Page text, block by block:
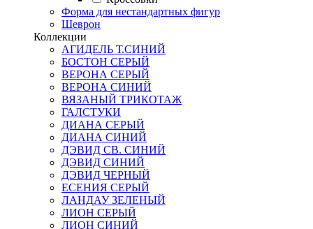
Форма для нестандартных фигур
Шеврон
Коллекции
АГИДЕЛЬ Т.СИНИЙ
БОСТОН СЕРЫЙ
ВЕРОНА СЕРЫЙ
ВЕРОНА СИНИЙ
ВЯЗАНЫЙ ТРИКОТАЖ
ГАЛСТУКИ
ДИАНА СЕРЫЙ
ДИАНА СИНИЙ
ДЭВИД СВ. СИНИЙ
ДЭВИД СИНИЙ
ДЭВИД ЧЕРНЫЙ
ЕСЕНИЯ СЕРЫЙ
ЛАНДАУ ЗЕЛЕНЫЙ
ЛИОН СЕРЫЙ
ЛИОН СИНИЙ